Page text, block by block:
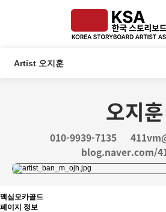
Artist 오지훈
오지훈
010-9939-7135
blog.naver.com/
맥심모카골드
페이지 정보